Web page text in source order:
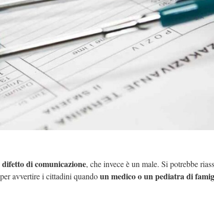
difetto di comunicazione, che invece è un male. Si potrebbe
per avvertire i cittadini quandoun medico o un pediatra di